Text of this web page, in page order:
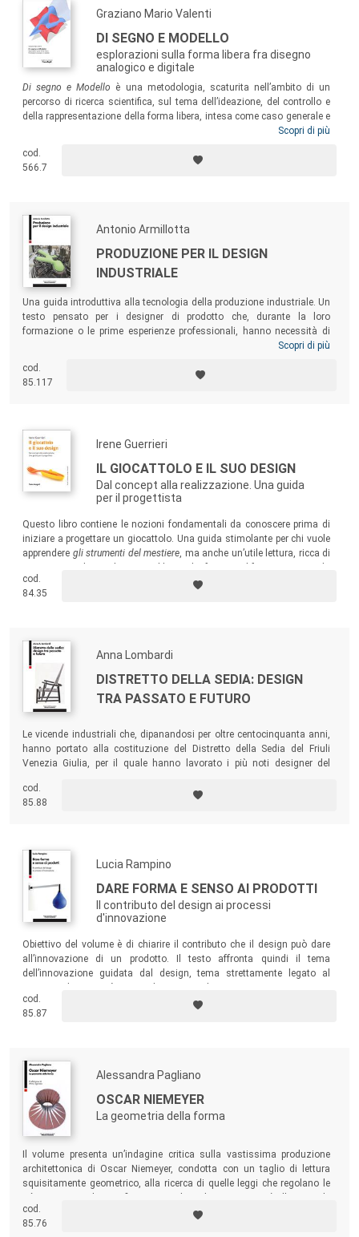
Graziano Mario Valenti
DI SEGNO E MODELLO
esplorazioni sulla forma libera fra disegno
analogico e digitale
Di segno e Modello è una metodologia, scaturita nell’ambito di un
percorso di ricerca scientifica, sul tema dell’ideazione, del controllo e
della rappresentazione della forma libera, intesa come caso generale e
inclusivo di ogni altro tipo di forma. La metodologia attraversa la
declinato in concetti teorici e pratiche applicative sperimentali, con
l’obiettivo di evidenziare alcuni aspetti della centralità, dell’unitarietà e
Scopri di più
cod.
566.7
Antonio Armillotta
PRODUZIONE PER IL DESIGN
INDUSTRIALE
Una guida introduttiva alla tecnologia della produzione industriale. Un
testo pensato per i designer di prodotto che, durante la loro
formazione o le prime esperienze professionali, hanno necessità di
confrontarsi con i vincoli e le opportunità della produzione. Il testo li
processi più adatti a un nuovo prodotto, e a disegnare correttamente i
componenti e le giunzioni.
Scopri di più
cod.
85.117
Irene Guerrieri
IL GIOCATTOLO E IL SUO DESIGN
Dal concept alla realizzazione. Una guida
per il progettista
Questo libro contiene le nozioni fondamentali da conoscere prima di
iniziare a progettare un giocattolo. Una guida stimolante per chi vuole
apprendere gli strumenti del mestiere, ma anche un’utile lettura, ricca di
dei bambini e dell’educazione.
cod.
84.35
Anna Lombardi
DISTRETTO DELLA SEDIA: DESIGN
TRA PASSATO E FUTURO
Le vicende industriali che, dipanandosi per oltre centocinquanta anni,
hanno portato alla costituzione del Distretto della Sedia del Friuli
Venezia Giulia, per il quale hanno lavorato i più noti designer del
Tapiovaara a Setsu Ito.
cod.
85.88
Lucia Rampino
DARE FORMA E SENSO AI PRODOTTI
Il contributo del design ai processi
d'innovazione
Obiettivo del volume è di chiarire il contributo che il design può dare
all’innovazione di un prodotto. Il testo affronta quindi il tema
dell’innovazione guidata dal design, tema strettamente legato al
Per questa ragione, il testo offre un resoconto dei principali strumenti
utili per sostenere le varie fasi del processo creativo.
cod.
85.87
Alessandra Pagliano
OSCAR NIEMEYER
La geometria della forma
Il volume presenta un’indagine critica sulla vastissima produzione
architettonica di Oscar Niemeyer, condotta con un taglio di lettura
squisitamente geometrico, alla ricerca di quelle leggi che regolano le
leggi geometriche del progetto sulle quali si fondano le numerose
soluzioni formali sperimentate da Niemeyer in oltre 50 anni di attività.
cod.
85.76